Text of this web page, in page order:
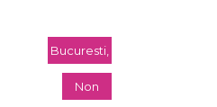
Bucuresti,
Non